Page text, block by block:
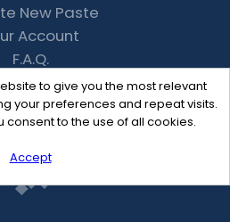
to give you the most relevant
your preferences and repeat visits.
consent to the use of all cookies.
Accept
New Paste
Account
F.A.Q.
Recent
Contact